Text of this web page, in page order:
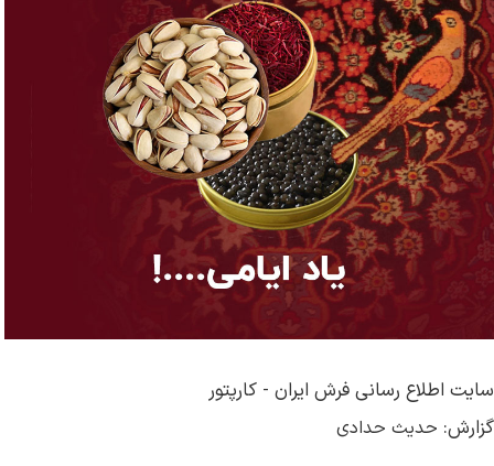
سایت اطلاع رسانی فرش ایران - کارپتور
گزارش: حدیث حدادی